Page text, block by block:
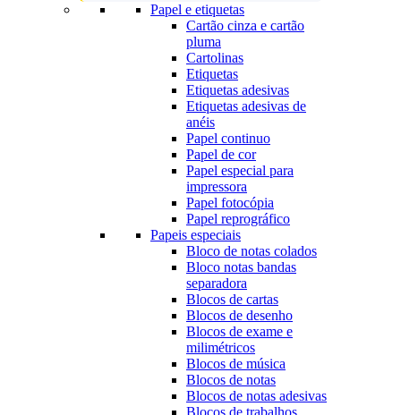
Papel e etiquetas
Cartão cinza e cartão
pluma
Cartolinas
Etiquetas
Etiquetas adesivas
Etiquetas adesivas de
anéis
Papel continuo
Papel de cor
Papel especial para
impressora
Papel fotocópia
Papel reprográfico
Papeis especiais
Bloco de notas colados
Bloco notas bandas
separadora
Blocos de cartas
Blocos de desenho
Blocos de exame e
milimétricos
Blocos de música
Blocos de notas
Blocos de notas adesivas
Blocos de trabalhos